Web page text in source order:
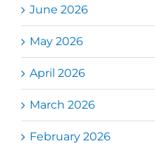
June 2026
May 2026
April 2026
March 2026
February 2026